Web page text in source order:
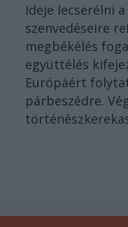
Ideje lecserélni
szenvedéseire
megbékélés
együttélés
Európáért
párbeszédre.